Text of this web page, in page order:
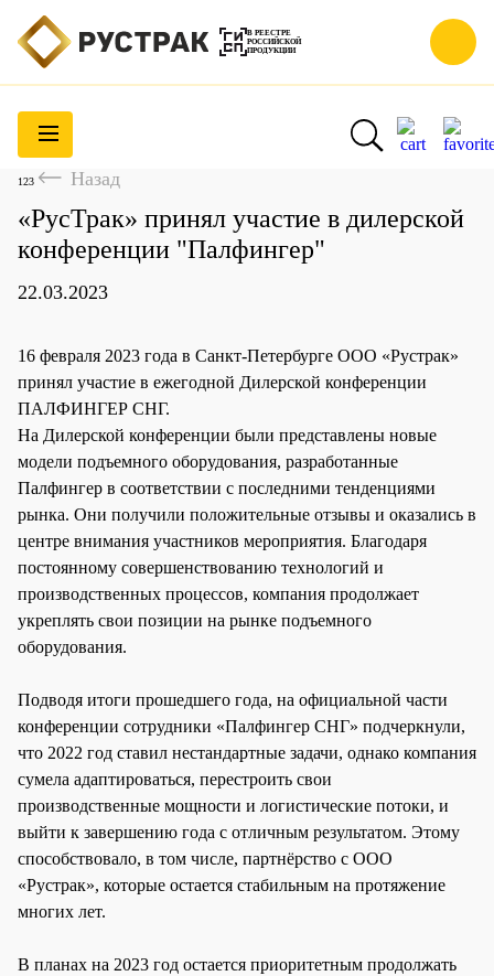
В РЕЕСТРЕ
РОССИЙСКОЙ
ПРОДУКЦИИ
123 Назад
«РусТрак» принял участие в дилерской
конференции "Палфингер"
22.03.2023
16 февраля 2023 года в Санкт-Петербурге ООО «Рустрак»
принял участие в ежегодной Дилерской конференции
ПАЛФИНГЕР СНГ.
На Дилерской конференции были представлены новые
модели подъемного оборудования, разработанные
Палфингер в соответствии с последними тенденциями
рынка. Они получили положительные отзывы и оказались в
центре внимания участников мероприятия. Благодаря
постоянному совершенствованию технологий и
производственных процессов, компания продолжает
укреплять свои позиции на рынке подъемного
оборудования.
Подводя итоги прошедшего года, на официальной части
конференции сотрудники «Палфингер СНГ» подчеркнули,
что 2022 год ставил нестандартные задачи, однако компания
сумела адаптироваться, перестроить свои
производственные мощности и логистические потоки, и
выйти к завершению года с отличным результатом. Этому
способствовало, в том числе, партнёрство с ООО
«Рустрак», которые остается стабильным на протяжение
многих лет.
В планах на 2023 год остается приоритетным продолжать